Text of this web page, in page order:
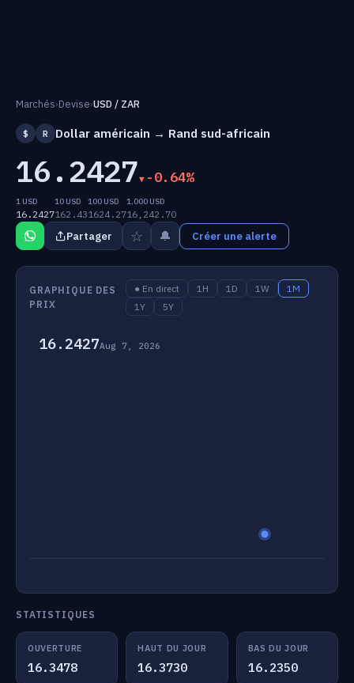
Marchés›Devise›USD / ZAR
$ R Dollar américain → Rand sud-africain
16.2427 -0.64%
1 USD
16.2427
10 USD
162.43
100 USD
1624.27
1,000 USD
16,242.70
Partager ☆ 🔔 Créer une alerte
GRAPHIQUE DES
PRIX
● En direct 1H 1D 1W
1M
1Y
5Y
16.2427Aug 7, 2026
STATISTIQUES
OUVERTURE
16.3478
HAUT DU JOUR
16.3730
BAS DU JOUR
16.2350